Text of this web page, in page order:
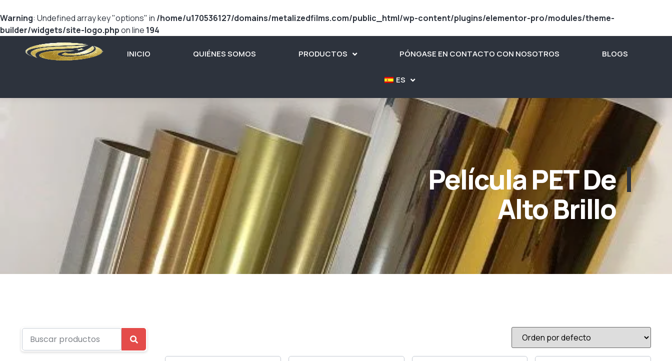
Warning: Undefined array key "options" in /home/u170536127/domains/metalizedfilms.com/public_html/wp-content/plugins/elementor-pro/modules/theme-
builder/widgets/site-logo.phpon line 194
INICIO QUIÉNES SOMOS PRODUCTOS PÓNGASE EN CONTACTO CON NOSOTROS BLOGS
ES
Película PET De
Alto Brillo